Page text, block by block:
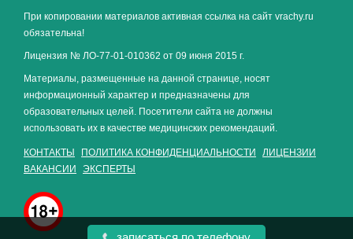
При копировании материалов активная ссылка на сайт vrachy.ru
обязательна!
Лицензия № ЛО-77-01-010362 от 09 июня 2015 г.
Материалы, размещенные на данной странице, носят
информационный характер и предназначены для
образовательных целей. Посетители сайта не должны
использовать их в качестве медицинских рекомендаций.
КОНТАКТЫ ПОЛИТИКА КОНФИДЕНЦИАЛЬНОСТИ
ЛИЦЕНЗИИ
ВАКАНСИИ
ЭКСПЕРТЫ